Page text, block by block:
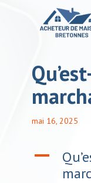
Accueil – Ma
Notre Entreprise
Nos services
mai 16, 2025
A